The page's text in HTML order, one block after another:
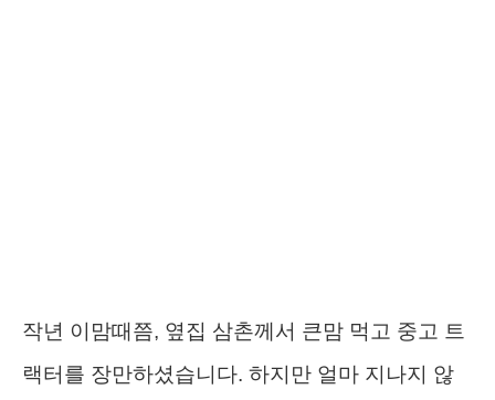
작년 이맘때쯤, 옆집 삼촌께서 큰맘 먹고 중고 트
랙터를 장만하셨습니다. 하지만 얼마 지나지 않